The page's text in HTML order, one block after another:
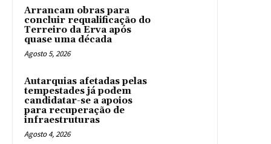
Arrancam obras para
concluir requalificação do
Terreiro da Erva após
quase uma década
Agosto 5, 2026
Autarquias afetadas pelas
tempestades já podem
candidatar-se a apoios
para recuperação de
infraestruturas
Agosto 4, 2026